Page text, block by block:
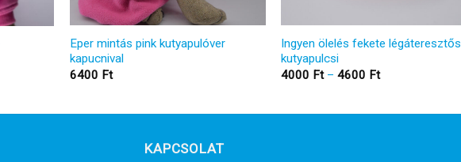
Eper mintás pink kutyapulóver
kapucnival
6400 Ft
Ingyen ölelés fekete légáteresztős
kutyapulcsi
4000 Ft – 4600 FtÁrtartomány:
KAPCSOLAT